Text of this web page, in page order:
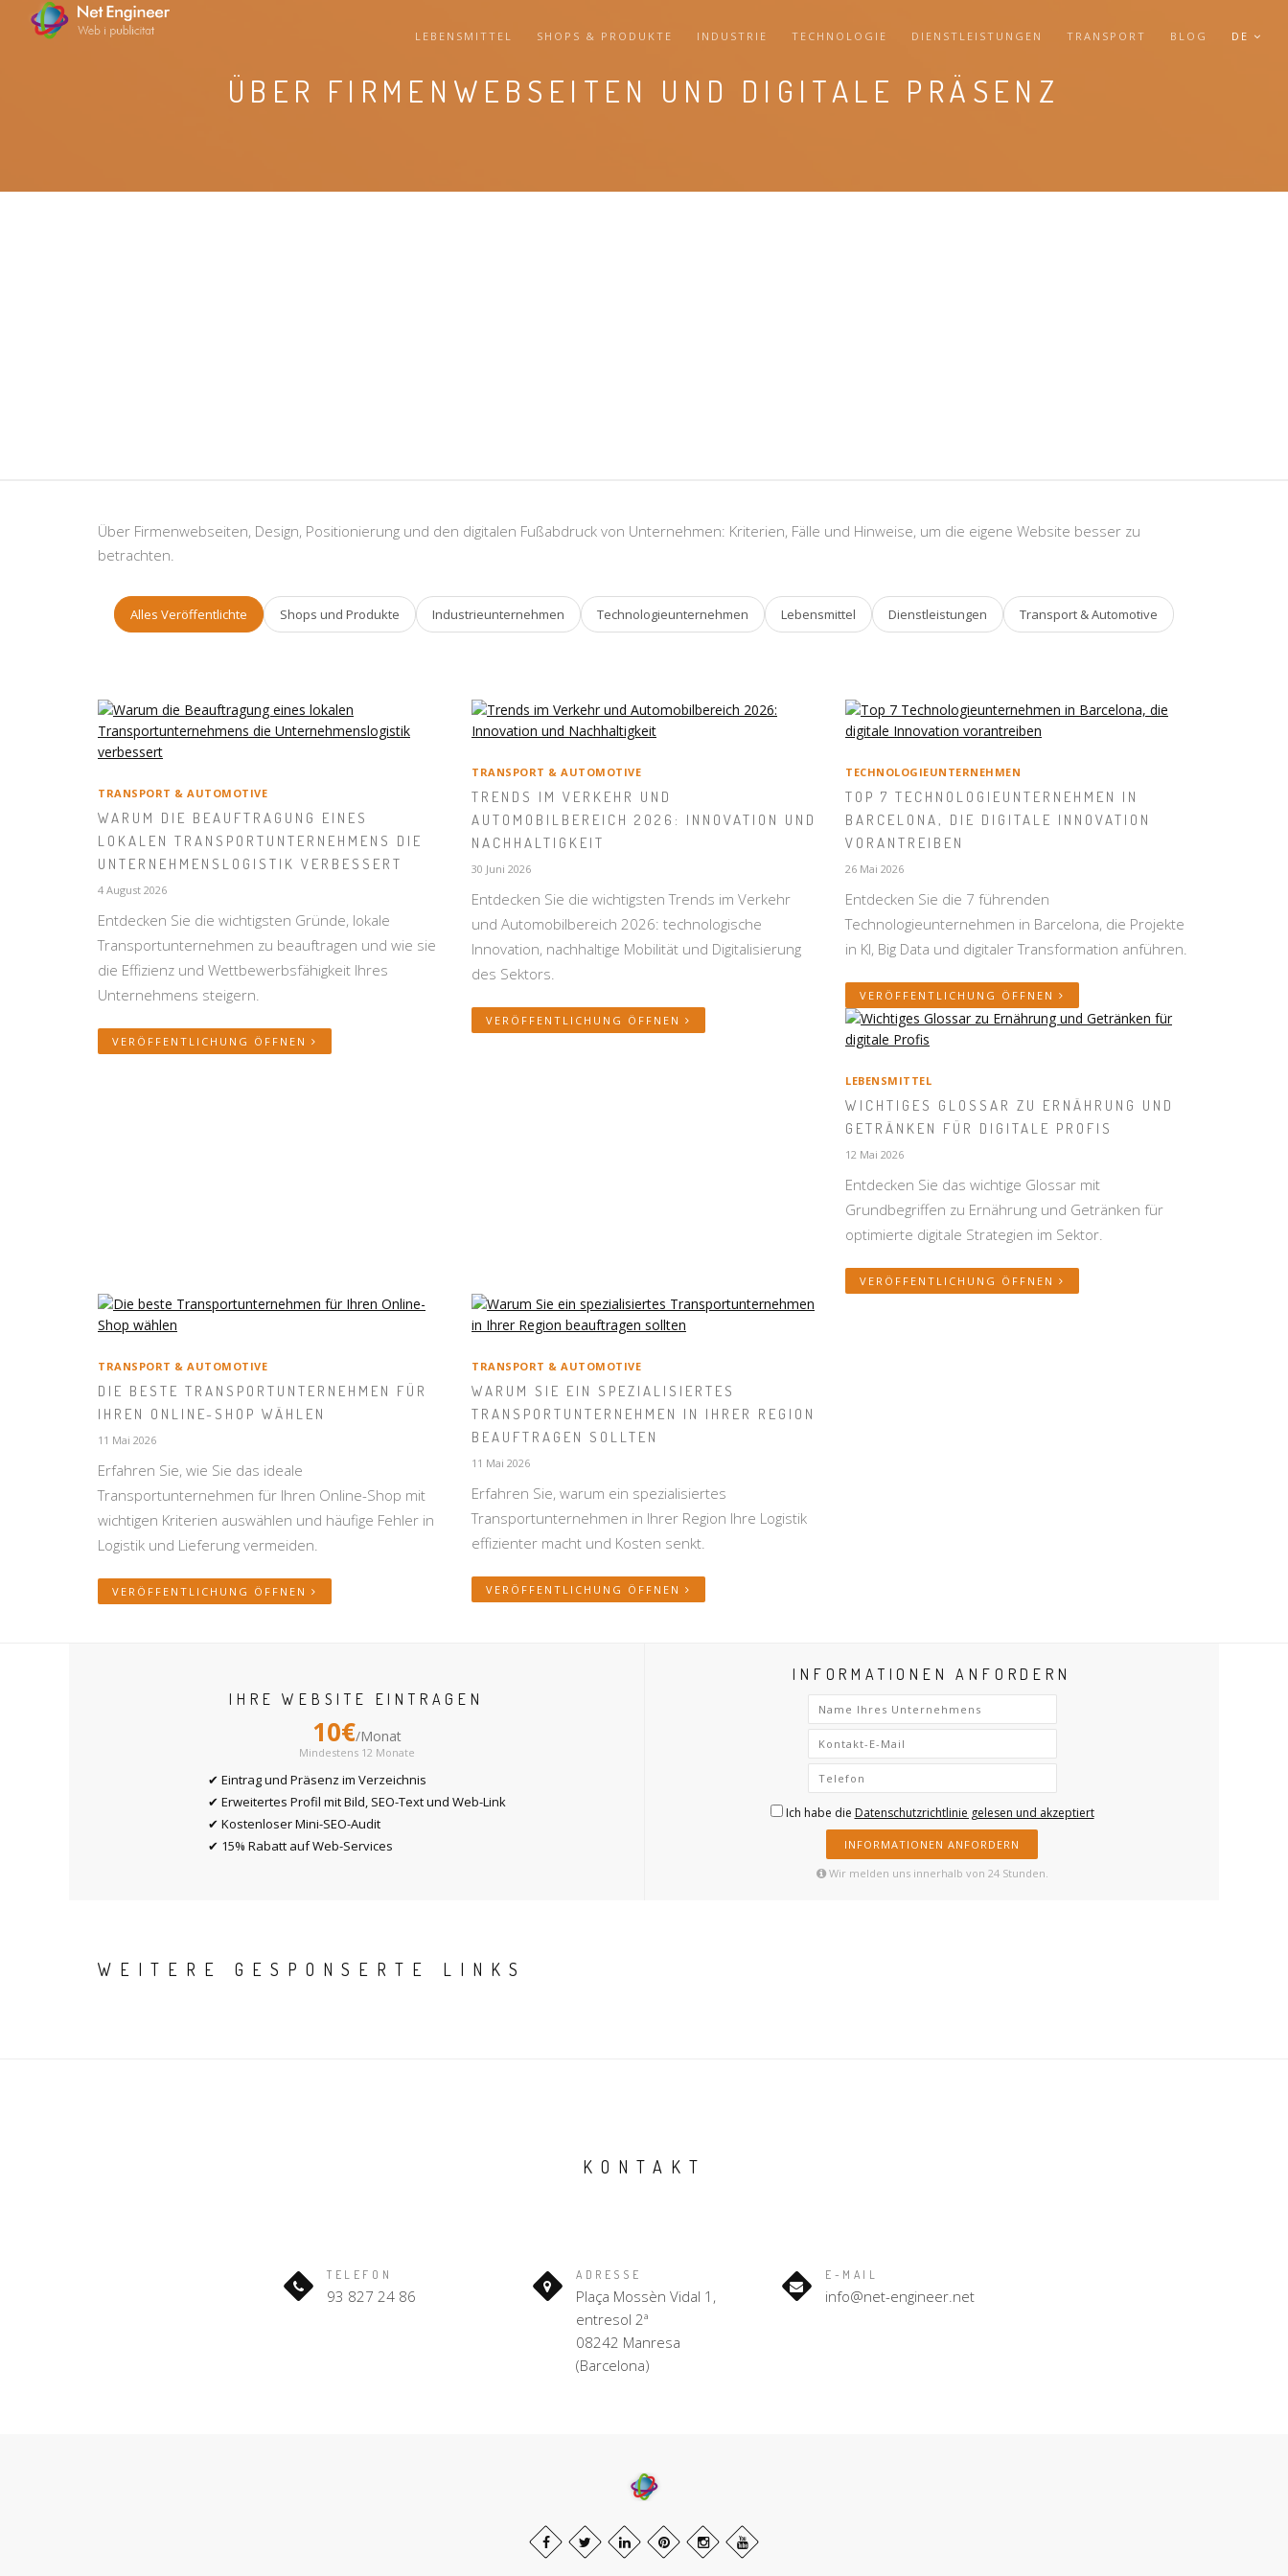
ÜBER FIRMENWEBSEITEN UND DIGITALE PRÄSENZ
LEBENSMITTEL SHOPS & PRODUKTE INDUSTRIE TECHNOLOGIE DIENSTLEISTUNGEN TRANSPORT BLOG DE
Über Firmenwebseiten, Design, Positionierung und den digitalen Fußabdruck von Unternehmen: Kriterien, Fälle und Hinweise, um die eigene Website besser zu
betrachten.
Alles Veröffentlichte Shops und Produkte Industrieunternehmen Technologieunternehmen Lebensmittel Dienstleistungen Transport & Automotive
TRANSPORT & AUTOMOTIVE
WARUM DIE BEAUFTRAGUNG EINES
LOKALEN TRANSPORTUNTERNEHMENS DIE
UNTERNEHMENSLOGISTIK VERBESSERT
4 August 2026
Entdecken Sie die wichtigsten Gründe, lokale
Transportunternehmen zu beauftragen und wie sie
die Effizienz und Wettbewerbsfähigkeit Ihres
Unternehmens steigern.
VERÖFFENTLICHUNG ÖFFNEN
TRANSPORT & AUTOMOTIVE
TRENDS IM VERKEHR UND
AUTOMOBILBEREICH 2026: INNOVATION UND
NACHHALTIGKEIT
30 Juni 2026
Entdecken Sie die wichtigsten Trends im Verkehr
und Automobilbereich 2026: technologische
Innovation, nachhaltige Mobilität und Digitalisierung
des Sektors.
VERÖFFENTLICHUNG ÖFFNEN
TECHNOLOGIEUNTERNEHMEN
TOP 7 TECHNOLOGIEUNTERNEHMEN IN
BARCELONA, DIE DIGITALE INNOVATION
VORANTREIBEN
26 Mai 2026
Entdecken Sie die 7 führenden
Technologieunternehmen in Barcelona, die Projekte
in KI, Big Data und digitaler Transformation anführen.
VERÖFFENTLICHUNG ÖFFNEN
LEBENSMITTEL
WICHTIGES GLOSSAR ZU ERNÄHRUNG UND
GETRÄNKEN FÜR DIGITALE PROFIS
12 Mai 2026
Entdecken Sie das wichtige Glossar mit
Grundbegriffen zu Ernährung und Getränken für
optimierte digitale Strategien im Sektor.
VERÖFFENTLICHUNG ÖFFNEN
TRANSPORT & AUTOMOTIVE
DIE BESTE TRANSPORTUNTERNEHMEN FÜR
IHREN ONLINE-SHOP WÄHLEN
11 Mai 2026
Erfahren Sie, wie Sie das ideale
Transportunternehmen für Ihren Online-Shop mit
wichtigen Kriterien auswählen und häufige Fehler in
Logistik und Lieferung vermeiden.
VERÖFFENTLICHUNG ÖFFNEN
TRANSPORT & AUTOMOTIVE
WARUM SIE EIN SPEZIALISIERTES
TRANSPORTUNTERNEHMEN IN IHRER REGION
BEAUFTRAGEN SOLLTEN
11 Mai 2026
Erfahren Sie, warum ein spezialisiertes
Transportunternehmen in Ihrer Region Ihre Logistik
effizienter macht und Kosten senkt.
VERÖFFENTLICHUNG ÖFFNEN
IHRE WEBSITE EINTRAGEN
10€/Monat
Mindestens 12 Monate
✔ Eintrag und Präsenz im Verzeichnis
✔ Erweitertes Profil mit Bild, SEO-Text und Web-Link
✔ Kostenloser Mini-SEO-Audit
✔ 15% Rabatt auf Web-Services
INFORMATIONEN ANFORDERN
Ich habe die Datenschutzrichtlinie gelesen und akzeptiert
INFORMATIONEN ANFORDERN
Wir melden uns innerhalb von 24 Stunden.
WEITERE GESPONSERTE LINKS
KONTAKT
TELEFON
93 827 24 86
ADRESSE
Plaça Mossèn Vidal 1,
entresol 2ª
08242 Manresa
(Barcelona)
E-MAIL
info@net-engineer.net